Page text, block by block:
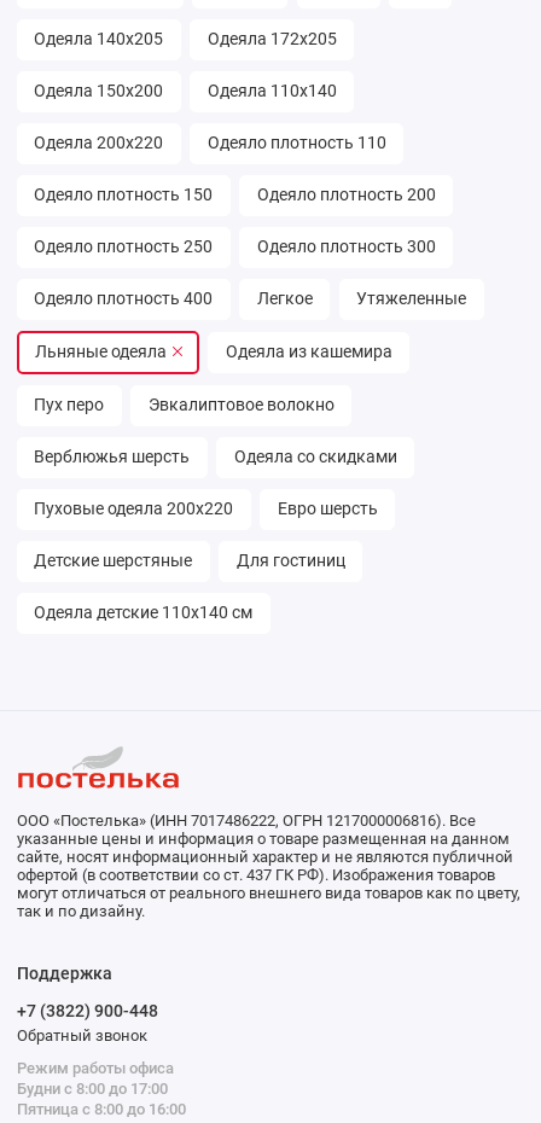
Одеяла 140х205 Одеяла 172х205
Одеяла 150х200 Одеяла 110х140
Одеяла 200х220 Одеяло плотность 110
Одеяло плотность 150 Одеяло плотность 200
Одеяло плотность 250 Одеяло плотность 300
Одеяло плотность 400 Легкое Утяжеленные
Льняные одеяла Одеяла из кашемира
Пух перо Эвкалиптовое волокно
Верблюжья шерсть Одеяла со скидками
Пуховые одеяла 200х220 Евро шерсть
Детские шерстяные Для гостиниц
Одеяла детские 110х140 см
ООО «Постелька» (ИНН 7017486222, ОГРН 1217000006816). Все
указанные цены и информация о товаре размещенная на данном
сайте, носят информационный характер и не являются публичной
офертой (в соответствии со ст. 437 ГК РФ). Изображения товаров
могут отличаться от реального внешнего вида товаров как по цвету,
так и по дизайну.
Поддержка
+7 (3822) 900-448
Обратный звонок
Режим работы офиса
Будни с 8:00 до 17:00
Пятница с 8:00 до 16:00